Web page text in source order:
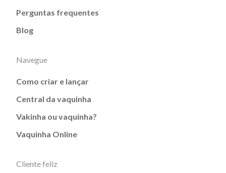
Perguntas frequentes
Blog
Navegue
Como criar e lançar
Central da vaquinha
Vakinha ou vaquinha?
Vaquinha Online
Cliente feliz